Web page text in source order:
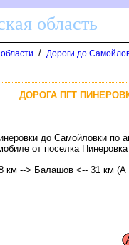
область
/ Дороги до
ДОРОГА ПГТ
до Самойловки по
от поселка
км --> Балашо <-- 31 км (А